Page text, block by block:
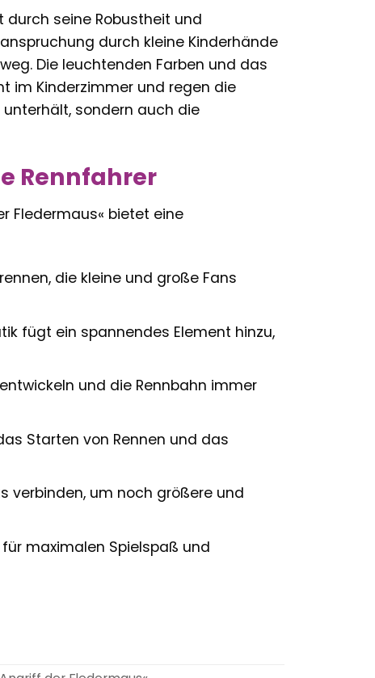
durch seine Robustheit und
durch kleine Kinderhände
Die leuchtenden Farben und das
im Kinderzimmer und regen die
unterhält, sondern auch die
Rennfahrer
Fledermaus« bietet eine
die kleine und große Fans
fügt ein spannendes Element hinzu,
und die Rennbahn immer
Starten von Rennen und das
verbinden, um noch größere und
maximalen Spielspaß und